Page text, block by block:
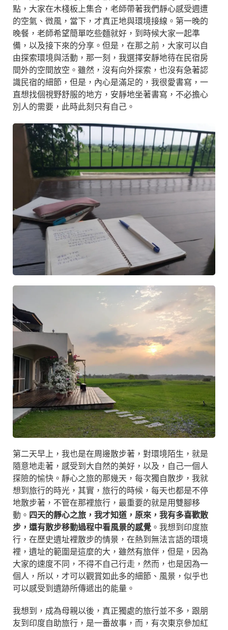
點，大家在木棧板上集合，老師帶著我們靜心感受週遭
的空氣、微風，當下，才真正地與環境接線。第一晚的
晚餐，老師希望簡單吃些麵就好，到時候大家一起準
備，以及接下來的分享。但是，在那之前，大家可以自
由探索環境與活動，那一刻，我選擇安靜地待在民宿房
間外的空間放空。雖然，沒有向外探索，也沒有急著認
識民宿的細節，但是，內心是滿足的，我很愛書寫，一
直想找個視野舒服的地方，安靜地坐著書寫，不必擔心
別人的需要，此時此刻只有自己。
第二天早上，我也是在周邊散步著，對環境陌生，就是
隨意地走著，感受到大自然的美好，以及，自己一個人
探險的愉快。靜心之旅的那幾天，每次獨自散步，我就
想到旅行的時光，其實，旅行的時候，每天也都是不停
地散步著，不管在那裡旅行，最重要的就是用雙腳移
動。 四天的靜心之旅，我才知道，原來，我有多喜歡散
步，還有散步移動過程中看風景的感覺 。我想到印度旅
行，在歷史遺址裡散步的情景，在熱到無法言語的環境
裡，遺址的範圍是這麼的大，雖然有旅伴，但是，因為
大家的速度不同，不得不自己行走，然而，也是因為一
個人，所以，才可以觀賞如此多的細節、風景，似乎也
可以感受到遺跡所傳遞出的能量。
我想到，成為母親以後，真正獨處的旅行並不多，跟朋
友到印度自助旅行，是一番故事，而，有次東京參加紅